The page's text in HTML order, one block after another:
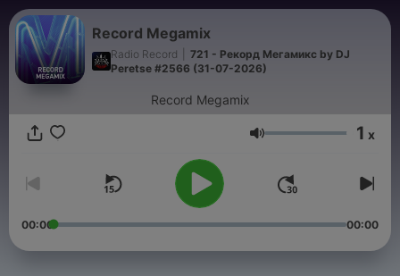
Record Megamix
Radio Record
721 - Рекорд Мегамикс by DJ
Peretse #2566 (31-07-2026)
Record Megamix
Głośność 1 x
00:00 00:00